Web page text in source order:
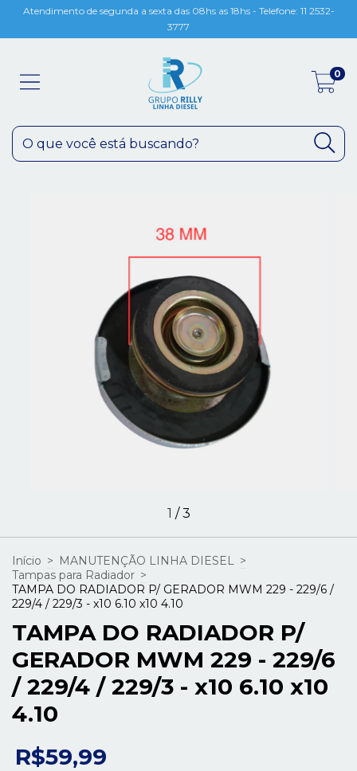
Atendimento de segunda a sexta das 08hs as 18hs - Telefone: 11 2532-
3777
0
1 /3
Início > MANUTENÇÃO LINHA DIESEL >
Tampas para Radiador >
TAMPA DO RADIADOR P/ GERADOR MWM 229 - 229/6 /
229/4 / 229/3 - x10 6.10 x10 4.10
TAMPA DO RADIADOR P/
GERADOR MWM 229 - 229/6
/ 229/4 / 229/3 - x10 6.10 x10
4.10
R$59,99